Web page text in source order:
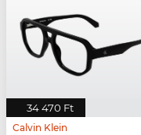
34 470 Ft
Calvin Klein